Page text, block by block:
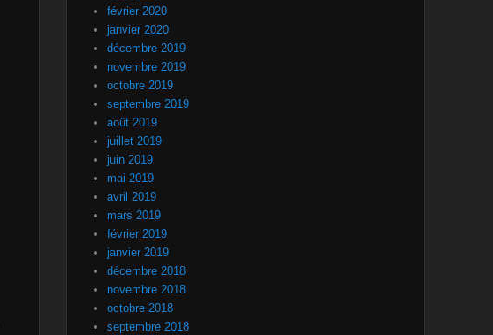
février 2020
janvier 2020
décembre 2019
novembre 2019
octobre 2019
septembre 2019
août 2019
juillet 2019
juin 2019
mai 2019
avril 2019
mars 2019
février 2019
janvier 2019
décembre 2018
novembre 2018
octobre 2018
septembre 2018